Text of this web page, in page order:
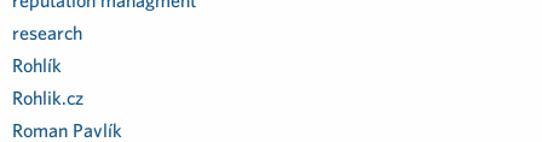
research
Rohlík
Rohlik.cz
Roman Pavlík